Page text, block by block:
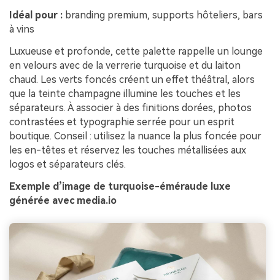
Idéal pour : branding premium, supports hôteliers, bars
à vins
Luxueuse et profonde, cette palette rappelle un lounge
en velours avec de la verrerie turquoise et du laiton
chaud. Les verts foncés créent un effet théâtral, alors
que la teinte champagne illumine les touches et les
séparateurs. À associer à des finitions dorées, photos
contrastées et typographie serrée pour un esprit
boutique. Conseil : utilisez la nuance la plus foncée pour
les en-têtes et réservez les touches métallisées aux
logos et séparateurs clés.
Exemple d’image de turquoise-éméraude luxe
générée avec media.io